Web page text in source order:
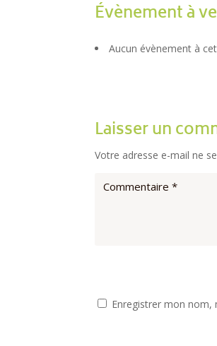
Évènement à
Aucun évènement à
Laisser un
Votre adresse e-mail ne
Enregistrer mon